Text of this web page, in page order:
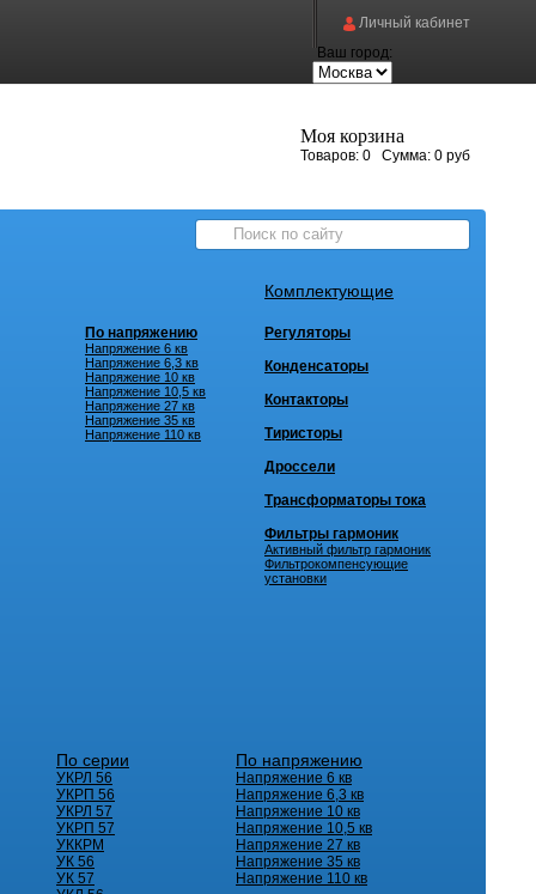
Личный кабинет
Ваш город:
Моя корзина
Товаров: 0 Сумма: 0 руб
По напряжению
Напряжение 6 кв
Напряжение 6,3 кв
Напряжение 10 кв
Напряжение 10,5 кв
Напряжение 27 кв
Напряжение 35 кв
Напряжение 110 кв
Комплектующие
Регуляторы
Конденсаторы
Контакторы
Тиристоры
Дроссели
Трансформаторы тока
Фильтры гармоник
Активный фильтр гармоник
Фильтрокомпенсующие
установки
По серии
УКРЛ 56
УКРП 56
УКРЛ 57
УКРП 57
УККРМ
УК 56
УК 57
По напряжению
Напряжение 6 кв
Напряжение 6,3 кв
Напряжение 10 кв
Напряжение 10,5 кв
Напряжение 27 кв
Напряжение 35 кв
Напряжение 110 кв